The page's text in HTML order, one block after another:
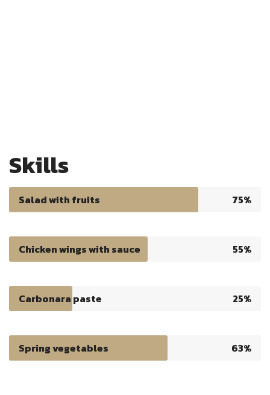
Skills
Salad with fruits 75%
Chicken wings with sauce 55%
Carbonara paste 25%
Spring vegetables 63%